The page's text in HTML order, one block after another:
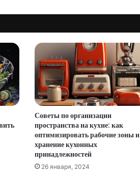
Советы по организации
пространства на кухне: как
оптимизировать рабочие зоны и
хранение кухонных
принадлежностей
26 января, 2024